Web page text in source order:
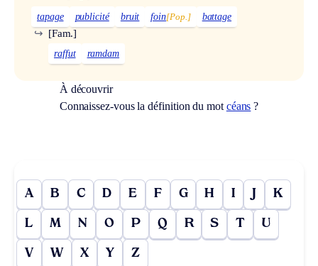
tapage publicité bruit foin[Pop.] battage
[Fam.]
↪
raffut ramdam
À découvrir
Connaissez-vous la définition du mot céans ?
A B C D E F G H I J K
L M N O P Q R S T U
V W X Y Z